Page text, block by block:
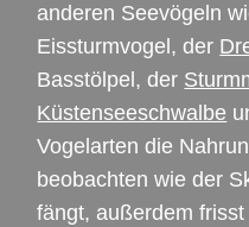
anderen Seevögeln
Eissturmvogel, der
Basstölpel, der
Küstenseeschwalbe
Vogelarten die
beobachten wie der
fängt, außerdem